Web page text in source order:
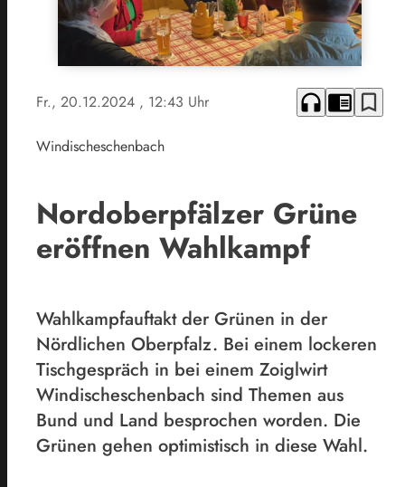
Fr., 20.12.2024 , 12:43 Uhr headphones chrome_reader_mode bookmark_border
Windischeschenbach
Nordoberpfälzer Grüne
eröffnen Wahlkampf
Wahlkampfauftakt der Grünen in der
Nördlichen Oberpfalz. Bei einem lockeren
Tischgespräch in bei einem Zoiglwirt
Windischeschenbach sind Themen aus
Bund und Land besprochen worden. Die
Grünen gehen optimistisch in diese Wahl.